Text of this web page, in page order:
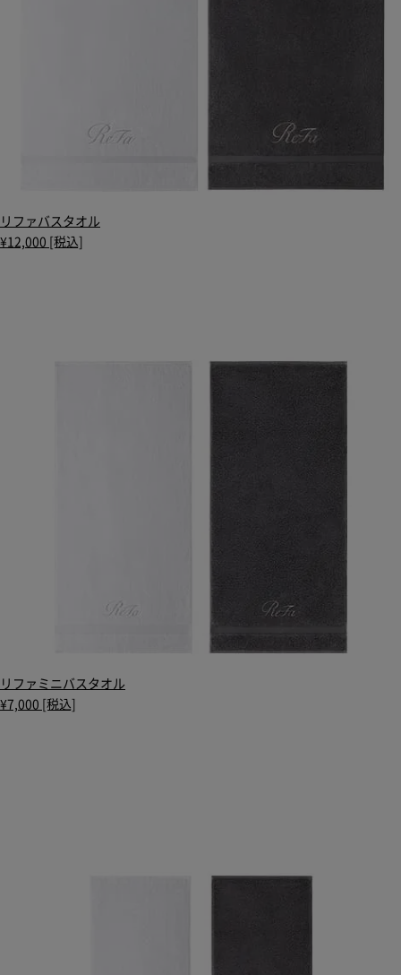
リファバスタオル
¥12,000 [税込]
リファミニバスタオル
¥7,000 [税込]